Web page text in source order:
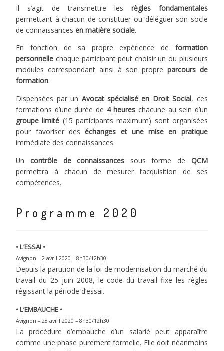
Il s’agit de transmettre les règles fondamentales
permettant à chacun de constituer ou déléguer son socle
de connaissancesen matière sociale.
En fonction de sa propre expérience de formation
personnelle chaque participant peut choisir un ou plusieurs
modules correspondant ainsi à son propre parcours de
formation.
Dispensées par un Avocat spécialisé en Droit Social, ces
formations d’une durée de 4 heures chacune au sein d’un
groupe limité (15 participants maximum) sont organisées
pour favoriser deséchanges et une mise en pratique
immédiate des connaissances.
Un contrôle de connaissances sous forme de QCM
permettra à chacun de mesurer l’acquisition de ses
compétences.
Programme 2020
• L’ESSAI •
Avignon – 2 avril 2020 – 8h30/12h30
Depuis la parution de la loi de modernisation du marché du
travail du 25 juin 2008, le code du travail fixe les règles
régissant la période d’essai.
• L’EMBAUCHE •
Avignon – 28 avril 2020 – 8h30/12h30
La procédure d’embauche d’un salarié peut apparaître
comme une phase purement formelle. Elle doit néanmoins